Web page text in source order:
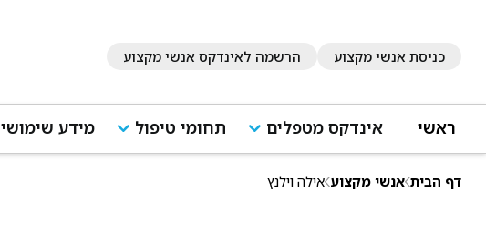
כניסת אנשי מקצוע הרשמה לאינדקס אנשי מקצוע
ראשי אינדקס מטפלים תחומי טיפול מידע שימושי
דף הבית אנשי מקצוע אילה וילנץ